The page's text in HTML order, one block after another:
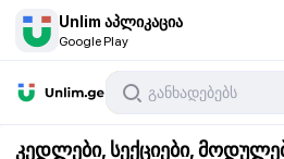
Unlim აპლიკაცია
Google Play
კედლები, სექციები,